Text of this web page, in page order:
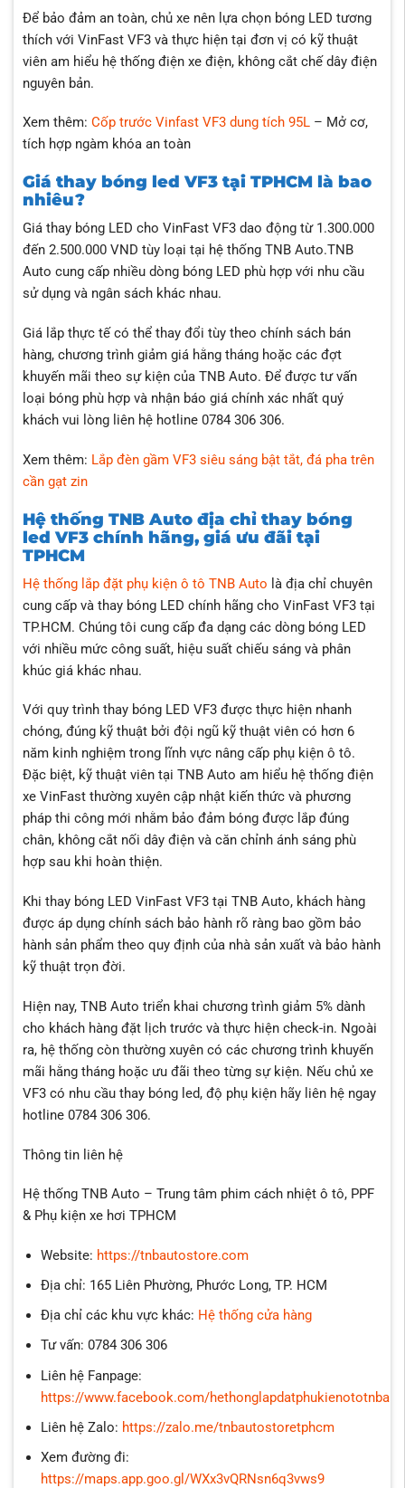
Để bảo đảm an toàn, chủ xe nên lựa chọn bóng LED tương
thích với VinFast VF3 và thực hiện tại đơn vị có kỹ thuật
viên am hiểu hệ thống điện xe điện, không cắt chế dây điện
nguyên bản.
Xem thêm: Cốp trước Vinfast VF3 dung tích 95L– Mở cơ,
tích hợp ngàm khóa an toàn
Giá thay bóng led VF3 tại TPHCM là bao
nhiêu?
Giá thay bóng LED cho VinFast VF3 dao động từ 1.300.000
đến 2.500.000 VND tùy loại tại hệ thống TNB Auto.TNB
Auto cung cấp nhiều dòng bóng LED phù hợp với nhu cầu
sử dụng và ngân sách khác nhau.
Giá lắp thực tế có thể thay đổi tùy theo chính sách bán
hàng, chương trình giảm giá hằng tháng hoặc các đợt
khuyến mãi theo sự kiện của TNB Auto. Để được tư vấn
loại bóng phù hợp và nhận báo giá chính xác nhất quý
khách vui lòng liên hệ hotline 0784 306 306.
Xem thêm: Lắp đèn gầm VF3 siêu sáng bật tắt, đá pha trên
cần gạt zin
Hệ thống TNB Auto địa chỉ thay bóng
led VF3 chính hãng, giá ưu đãi tại
TPHCM
Hệ thống lắp đặt phụ kiện ô tô TNB Auto là địa chỉ chuyên
cung cấp và thay bóng LED chính hãng cho VinFast VF3 tại
TP.HCM. Chúng tôi cung cấp đa dạng các dòng bóng LED
với nhiều mức công suất, hiệu suất chiếu sáng và phân
khúc giá khác nhau.
Với quy trình thay bóng LED VF3 được thực hiện nhanh
chóng, đúng kỹ thuật bởi đội ngũ kỹ thuật viên có hơn 6
năm kinh nghiệm trong lĩnh vực nâng cấp phụ kiện ô tô.
Đặc biệt, kỹ thuật viên tại TNB Auto am hiểu hệ thống điện
xe VinFast thường xuyên cập nhật kiến thức và phương
pháp thi công mới nhằm bảo đảm bóng được lắp đúng
chân, không cắt nối dây điện và căn chỉnh ánh sáng phù
hợp sau khi hoàn thiện.
Khi thay bóng LED VinFast VF3 tại TNB Auto, khách hàng
được áp dụng chính sách bảo hành rõ ràng bao gồm bảo
hành sản phẩm theo quy định của nhà sản xuất và bảo hành
kỹ thuật trọn đời.
Hiện nay, TNB Auto triển khai chương trình giảm 5% dành
cho khách hàng đặt lịch trước và thực hiện check-in. Ngoài
ra, hệ thống còn thường xuyên có các chương trình khuyến
mãi hằng tháng hoặc ưu đãi theo từng sự kiện. Nếu chủ xe
VF3 có nhu cầu thay bóng led, độ phụ kiện hãy liên hệ ngay
hotline 0784 306 306.
Thông tin liên hệ
Hệ thống TNB Auto – Trung tâm phim cách nhiệt ô tô, PPF
& Phụ kiện xe hơi TPHCM
Website: https://tnbautostore.com
Địa chỉ: 165 Liên Phường, Phước Long, TP. HCM
Địa chỉ các khu vực khác: Hệ thống cửa hàng
Tư vấn: 0784 306 306
Liên hệ Fanpage:
https://www.facebook.com/
Liên hệ Zalo: https://zalo.me/tnbautostoretphcm
Xem đường đi:
https://maps.app.goo.gl/WXx3vQRNsn6q3vws9